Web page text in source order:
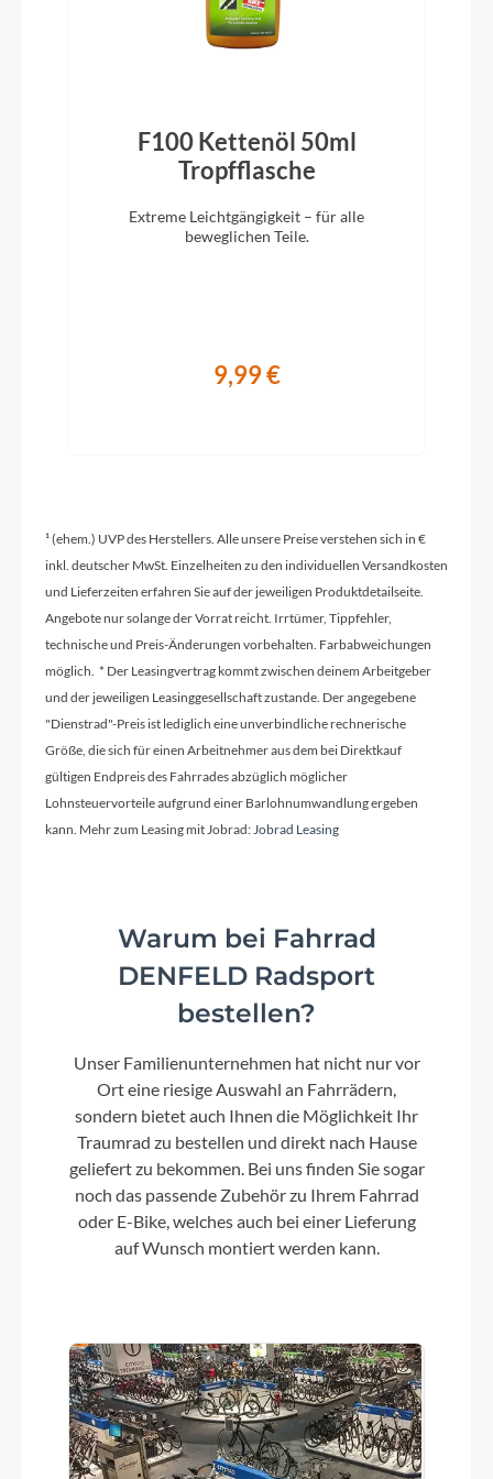
Glocke
Rahmentyp
Griffe
ACID Hybrid Tour
Ladegerät
Shimano XT RD-M8100-SGS, ShadowPlus, 12-
Rahmenmaterial
ACID MTB Hybrid Pro, 38T
Kassette
Shimano Deore CS-M6100, 10-51T
Lenker
Farbe
flashstone´n´chrome
Motor
F100 Kettenöl 50ml
Tropfflasche
Extreme Leichtgängigkeit – für alle
beweglichen Teile.
9,99 €
¹ (ehem.) UVP des Herstellers. Alle unsere Preise verstehen sich in €
inkl. deutscher MwSt. Einzelheiten zu den individuellen Versandkosten
und Lieferzeiten erfahren Sie auf der jeweiligen Produktdetailseite.
Angebote nur solange der Vorrat reicht. Irrtümer, Tippfehler,
technische und Preis-Änderungen vorbehalten. Farbabweichungen
möglich. * Der Leasingvertrag kommt zwischen deinem Arbeitgeber
und der jeweiligen Leasinggesellschaft zustande. Der angegebene
"Dienstrad"-Preis ist lediglich eine unverbindliche rechnerische
Größe, die sich für einen Arbeitnehmer aus dem bei Direktkauf
gültigen Endpreis des Fahrrades abzüglich möglicher
Lohnsteuervorteile aufgrund einer Barlohnumwandlung ergeben
kann. Mehr zum Leasing mit Jobrad:Jobrad Leasing
Warum bei Fahrrad
DENFELD Radsport
bestellen?
Unser Familienunternehmen hat nicht nur vor
Ort eine riesige Auswahl an Fahrrädern,
sondern bietet auch Ihnen die Möglichkeit Ihr
Traumrad zu bestellen und direkt nach Hause
geliefert zu bekommen. Bei uns finden Sie sogar
noch das passende Zubehör zu Ihrem Fahrrad
oder E-Bike, welches auch bei einer Lieferung
auf Wunsch montiert werden kann.